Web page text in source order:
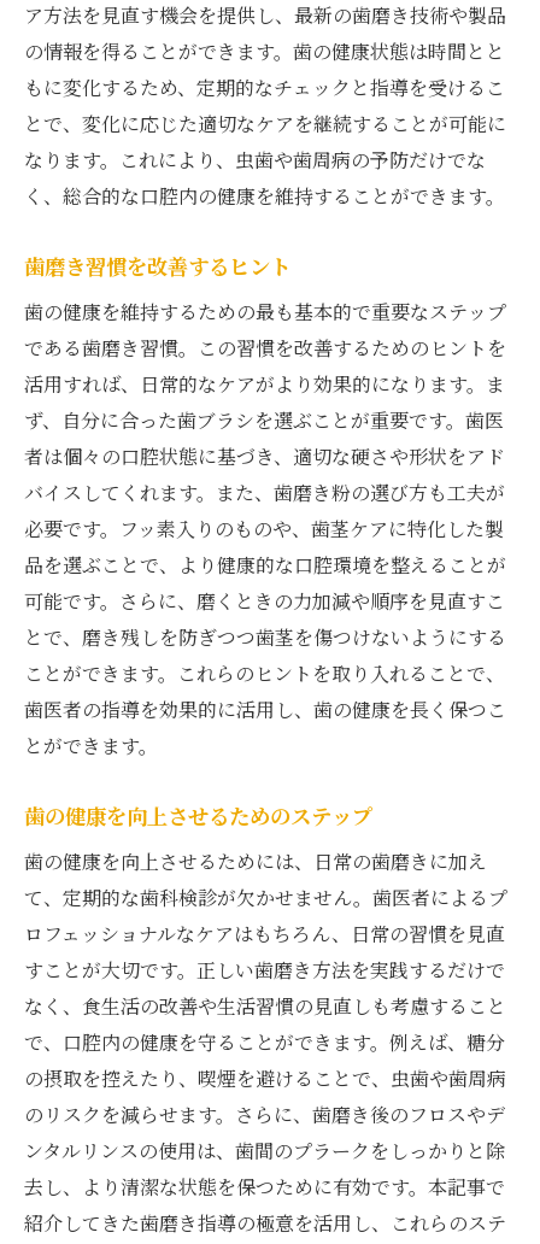
ア方法を見直す機会を提供し、最新の歯磨き技術や製品
の情報を得ることができます。歯の健康状態は時間とと
もに変化するため、定期的なチェックと指導を受けるこ
とで、変化に応じた適切なケアを継続することが可能に
なります。これにより、虫歯や歯周病の予防だけでな
く、総合的な口腔内の健康を維持することができます。
歯磨き習慣を改善するヒント
歯の健康を維持するための最も基本的で重要なステップ
である歯磨き習慣。この習慣を改善するためのヒントを
活用すれば、日常的なケアがより効果的になります。ま
ず、自分に合った歯ブラシを選ぶことが重要です。歯医
者は個々の口腔状態に基づき、適切な硬さや形状をアド
バイスしてくれます。また、歯磨き粉の選び方も工夫が
必要です。フッ素入りのものや、歯茎ケアに特化した製
品を選ぶことで、より健康的な口腔環境を整えることが
可能です。さらに、磨くときの力加減や順序を見直すこ
とで、磨き残しを防ぎつつ歯茎を傷つけないようにする
ことができます。これらのヒントを取り入れることで、
歯医者の指導を効果的に活用し、歯の健康を長く保つこ
とができます。
歯の健康を向上させるためのステップ
歯の健康を向上させるためには、日常の歯磨きに加え
て、定期的な歯科検診が欠かせません。歯医者によるプ
ロフェッショナルなケアはもちろん、日常の習慣を見直
すことが大切です。正しい歯磨き方法を実践するだけで
なく、食生活の改善や生活習慣の見直しも考慮すること
で、口腔内の健康を守ることができます。例えば、糖分
の摂取を控えたり、喫煙を避けることで、虫歯や歯周病
のリスクを減らせます。さらに、歯磨き後のフロスやデ
ンタルリンスの使用は、歯間のプラークをしっかりと除
去し、より清潔な状態を保つために有効です。本記事で
紹介してきた歯磨き指導の極意を活用し、これらのステ